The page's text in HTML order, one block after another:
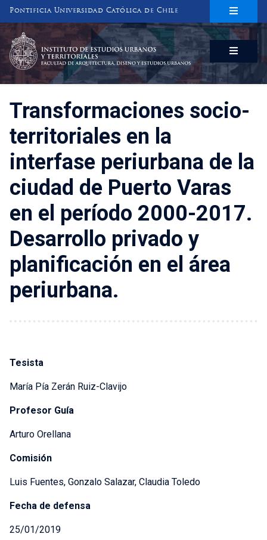
Pontificia Universidad Católica de Chile
INSTITUTO DE ESTUDIOS URBANOS
Y TERRITORIALES
FACULTAD DE ARQUITECTURA, DISEÑO Y ESTUDIOS URBANOS
Transformaciones socio-
territoriales en la
interfase periurbana de la
ciudad de Puerto Varas
en el período 2000-2017.
Desarrollo privado y
planificación en el área
periurbana.
Tesista
María Pía Zerán Ruiz-Clavijo
Profesor Guía
Arturo Orellana
Comisión
Luis Fuentes, Gonzalo Salazar, Claudia Toledo
Fecha de defensa
25/01/2019